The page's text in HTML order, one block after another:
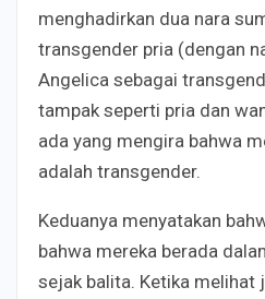
menghadirkan dua nara
transgender pria (dengan
Angelica sebagai
tampak seperti pria dan
ada yang mengira bahwa
adalah transgender.
Keduanya menyatakan
bahwa mereka berada
sejak balita. Ketika melihat